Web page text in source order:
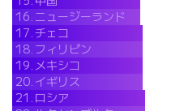
16. ニュージーランド
17.チェコ
18. フィリピン
19. メキシコ
20. イギリス
21. ロシア